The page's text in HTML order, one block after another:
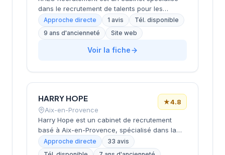
dans le recrutement de talents pour les
secteurs de l'expertise comptable, du
commissariat aux comptes, du juridique et de
l'immobilier, intervenant principalement en
région PACA et à Monaco. Basé à Aix-en-
des candidats. Le cabinet fonctionne selon un
modèle sans frais préalables, garantissant un
service au succès adapté aux besoins
spécifiques de ses clients.
Approche directe 1 avis
Tél. disponible
9 ans d'ancienneté
Site web
Voir la fiche
HARRY HOPE
Aix-en-Provence
★4.8
Harry Hope est un cabinet de recrutement
basé à Aix-en-Provence, spécialisé dans la
mise en relation entre entreprises et candidats
sur le marché du travail régional et national.
Approche directe
33 avis